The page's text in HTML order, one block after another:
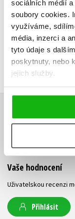
sociálních médií
soubory cookies.
využíváme,
média, inzerci a
tyto údaje s
poskytnuty, nebo
jejich služby.
HODNOCENÍ
V současné době
Vaše hodnocení
Uživatelskou recenzi
Přihlásit